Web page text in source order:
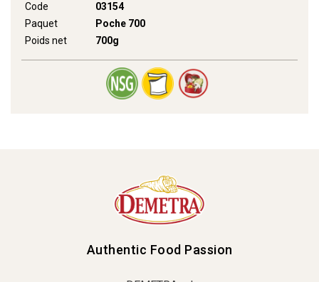
Code
03154
Paquet
Poche 700
Poids net
700g
Authentic Food Passion